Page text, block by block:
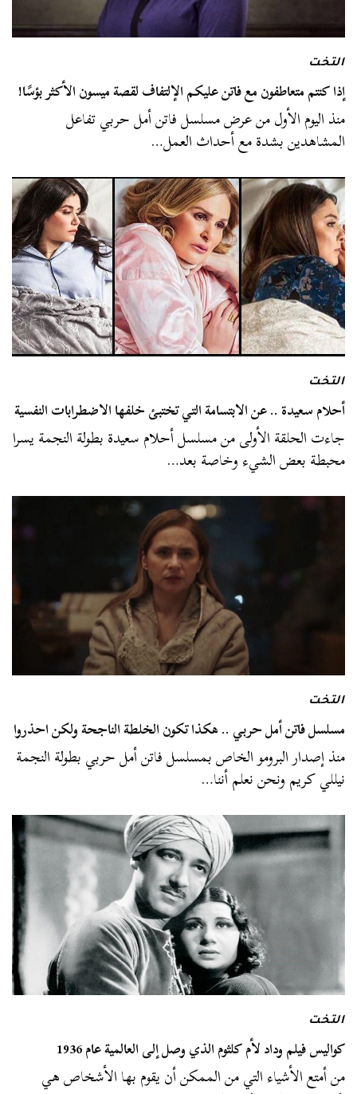
التخت
إذا كنتم متعاطفون مع فاتن عليكم الإلتفاف لقصة ميسون الأكثر بؤسًا!
منذ اليوم الأول من عرض مسلسل فاتن أمل حربي تفاعل
المشاهدين بشدة مع أحداث العمل…
التخت
أحلام سعيدة .. عن الابتسامة التي تختبئ خلفها الاضطرابات النفسية
جاءت الحلقة الأولى من مسلسل أحلام سعيدة بطولة النجمة يسرا
محبطة بعض الشيء وخاصة بعد…
التخت
مسلسل فاتن أمل حربي .. هكذا تكون الخلطة الناجحة ولكن احذروا
منذ إصدار البرومو الخاص بمسلسل فاتن أمل حربي بطولة النجمة
نيللي كريم ونحن نعلم أننا…
التخت
كواليس فيلم وداد لأم كلثوم الذي وصل إلى العالمية عام 1936
من أمتع الأشياء التي من الممكن أن يقوم بها الأشخاص هي